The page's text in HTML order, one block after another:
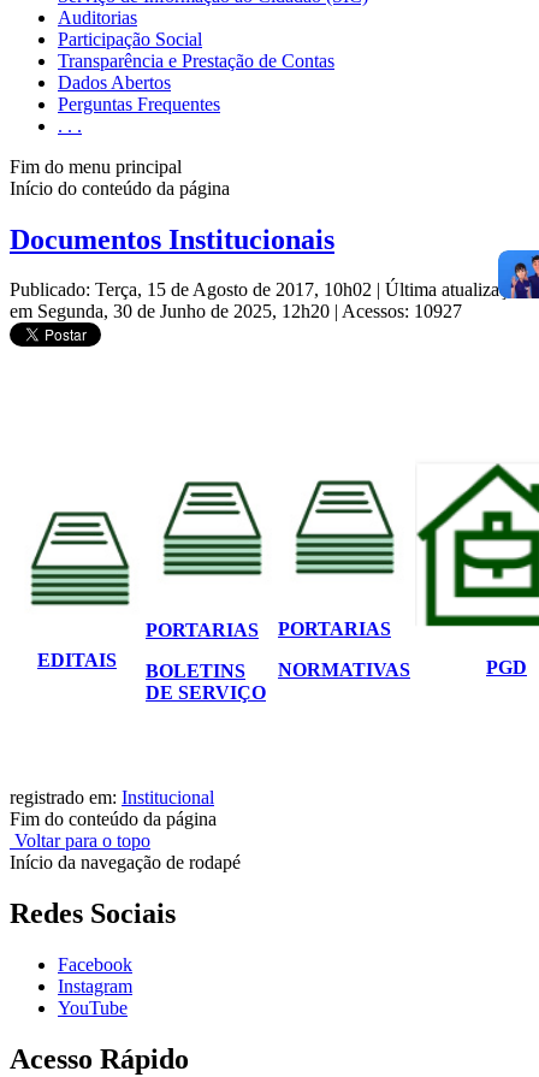
Auditorias
Participação Social
Transparência e Prestação de Contas
Dados Abertos
Perguntas Frequentes
. . .
Fim do menu principal
Início do conteúdo da página
Documentos Institucionais
Publicado: Terça, 15 de Agosto de 2017, 10h02 | Última atualização
em Segunda, 30 de Junho de 2025, 12h20 | Acessos: 10927
EDITAIS
PORTARIAS
BOLETINS
DE SERVIÇO
PORTARIAS
NORMATIVAS
PGD
registrado em: Institucional
Fim do conteúdo da página
Voltar para o topo
Início da navegação de rodapé
Redes Sociais
Facebook
Instagram
YouTube
Acesso Rápido